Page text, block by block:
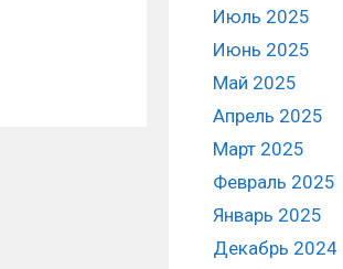
Июль 2025
Июнь 2025
Май 2025
Апрель 2025
Март 2025
Февраль 2025
Январь 2025
Декабрь 2024